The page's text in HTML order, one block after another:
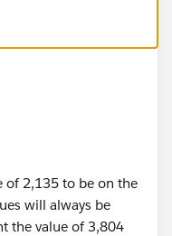
of 2,135 to be on the
will always be
the value of 3,804